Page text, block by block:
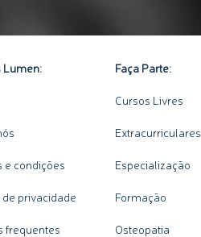
Lumen:
e condições
privacidade
frequentes
Faça Parte:
Cursos Livres
Extracurriculares
Especialização
Formação
Osteopatia